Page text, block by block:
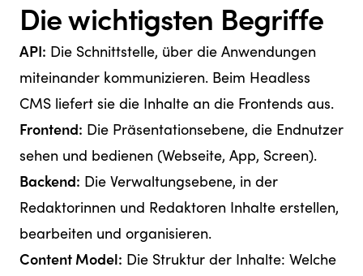
Die wichtigsten Begriffe
API: Die Schnittstelle, über die Anwendungen
miteinander kommunizieren. Beim Headless
CMS liefert sie die Inhalte an die Frontends aus.
Frontend: Die Präsentationsebene, die Endnutzer
sehen und bedienen (Webseite, App, Screen).
Backend: Die Verwaltungsebene, in der
Redaktorinnen und Redaktoren Inhalte erstellen,
bearbeiten und organisieren.
Content Model: Die Struktur der Inhalte: Welche